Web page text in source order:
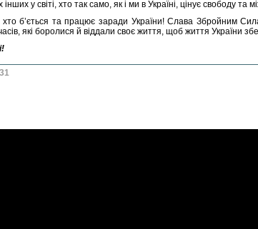
інших у світі, хто так само, як і ми в Україні, цінує свободу та
б’ється та працює заради України! Слава Збройним
які боролися й віддали своє життя, щоб життя України